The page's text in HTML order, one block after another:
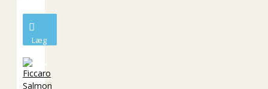
Læg
kurv